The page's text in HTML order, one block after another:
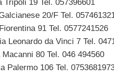
Tripoli 19 Tel. 057396601
20/F Tel.
91 Tel. 0577241526
Leonardo da Vinci 7 Tel.
Macanni 80 Tel. 046 494560
Palermo 106 Tel.